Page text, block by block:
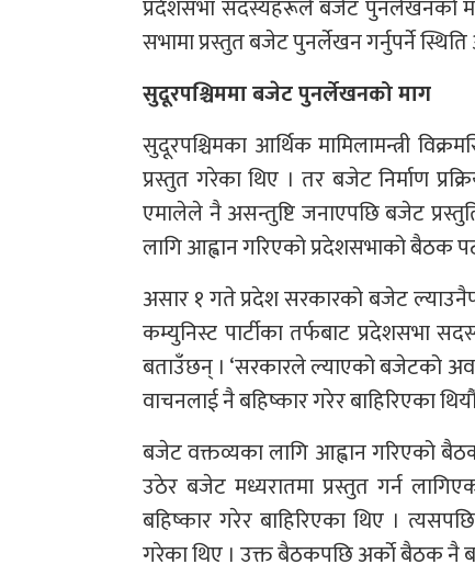
प्रदेशसभा सदस्यहरूले बजेट पुनर्लेखनको
सभामा प्रस्तुत बजेट पुनर्लेखन गर्नुपर्ने
सुदूरपश्चिममा बजेट पुनर्लेखनको माग
सुदूरपश्चिमका आर्थिक मामिलामन्त्री
प्रस्तुत गरेका थिए । तर बजेट निर्माण
एमालेले नै असन्तुष्टि जनाएपछि बजेट
लागि आह्वान गरिएको प्रदेशसभाको बैठक
असार १ गते प्रदेश सरकारको बजेट
कम्युनिस्ट पार्टीका तर्फबाट प्रदेशसभा
बताउँछन् । ‘सरकारले ल्याएको बजेटको
वाचनलाई नै बहिष्कार गरेर बाहिरिएका
बजेट वक्तव्यका लागि आह्वान गरिएको
उठेर बजेट मध्यरातमा प्रस्तुत गर्न
बहिष्कार गरेर बाहिरिएका थिए ।
गरेका थिए । उक्त बैठकपछि अर्काे बैठक नै